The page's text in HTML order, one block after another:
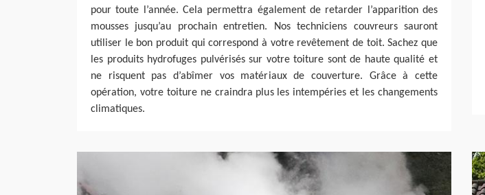
pour toute l’année. Cela permettra également de retarder l’apparition des
mousses jusqu’au prochain entretien. Nos techniciens couvreurs sauront
utiliser le bon produit qui correspond à votre revêtement de toit. Sachez que
les produits hydrofuges pulvérisés sur votre toiture sont de haute qualité et
ne risquent pas d’abîmer vos matériaux de couverture. Grâce à cette
opération, votre toiture ne craindra plus les intempéries et les changements
climatiques.